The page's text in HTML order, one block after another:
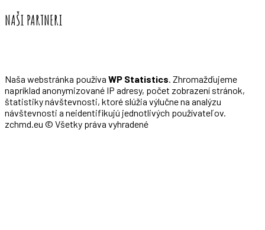
NAŠI PARTNERI
Naša webstránka používa WP Statistics. Zhromažďujeme
napríklad anonymizované IP adresy, počet zobrazení stránok,
štatistiky návštevnosti, ktoré slúžia výlučne na analýzu
návštevnosti a neidentifikujú jednotlivých používateľov.
zchmd.eu © Všetky práva vyhradené